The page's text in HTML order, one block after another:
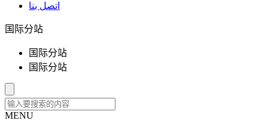
اتصل بنا
国际分站
国际分站
国际分站
MENU